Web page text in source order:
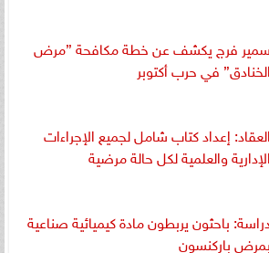
سمير فرج يكشف عن خطة مكافحة ”مرض
الخنادق” في حرب أكتوبر
العقاد: إعداد كتاب شامل لجميع الإجراءات
الإدارية والعلمية لكل حالة مرضية
باحثون يربطون مادة كيميائية صناعية
بمرض باركنسون